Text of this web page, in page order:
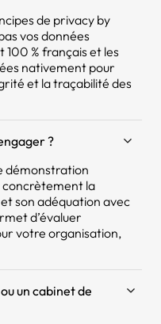
de privacy by
vos données
100 % français et les
nativement pour
et la traçabilité des
?
démonstration
concrètement la
son adéquation avec
d’évaluer
votre organisation,
un cabinet de